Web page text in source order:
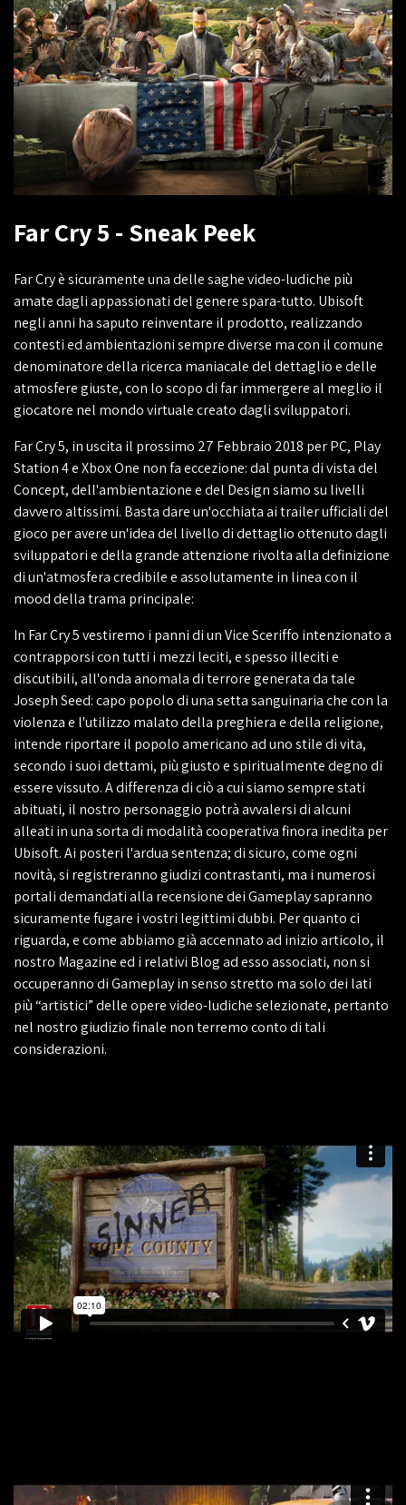
Far Cry 5 - Sneak Peek
Far Cry è sicuramente una delle saghe video-ludiche più
amate dagli appassionati del genere spara-tutto. Ubisoft
negli anni ha saputo reinventare il prodotto, realizzando
contesti ed ambientazioni sempre diverse ma con il comune
denominatore della ricerca maniacale del dettaglio e delle
atmosfere giuste, con lo scopo di far immergere al meglio il
giocatore nel mondo virtuale creato dagli sviluppatori.
Far Cry 5, in uscita il prossimo 27 Febbraio 2018 per PC, Play
Station 4 e Xbox One non fa eccezione: dal punta di vista del
Concept, dell'ambientazione e del Design siamo su livelli
davvero altissimi. Basta dare un'occhiata ai trailer ufficiali del
gioco per avere un'idea del livello di dettaglio ottenuto dagli
sviluppatori e della grande attenzione rivolta alla definizione
di un'atmosfera credibile e assolutamente in linea con il
mood della trama principale:
In Far Cry 5 vestiremo i panni di un Vice Sceriffo intenzionato a
contrapporsi con tutti i mezzi leciti, e spesso illeciti e
discutibili, all'onda anomala di terrore generata da tale
Joseph Seed: capo popolo di una setta sanguinaria che con la
violenza e l'utilizzo malato della preghiera e della religione,
intende riportare il popolo americano ad uno stile di vita,
secondo i suoi dettami, più giusto e spiritualmente degno di
essere vissuto. A differenza di ciò a cui siamo sempre stati
abituati, il nostro personaggio potrà avvalersi di alcuni
alleati in una sorta di modalità cooperativa finora inedita per
Ubisoft. Ai posteri l'ardua sentenza; di sicuro, come ogni
novità, si registreranno giudizi contrastanti, ma i numerosi
portali demandati alla recensione dei Gameplay sapranno
sicuramente fugare i vostri legittimi dubbi. Per quanto ci
riguarda, e come abbiamo già accennato ad inizio articolo, il
nostro Magazine ed i relativi Blog ad esso associati, non si
occuperanno di Gameplay in senso stretto ma solo dei lati
più “artistici” delle opere video-ludiche selezionate, pertanto
nel nostro giudizio finale non terremo conto di tali
considerazioni.